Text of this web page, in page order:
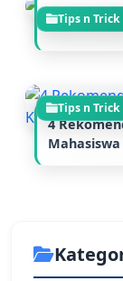
Tips n Trick
Hal yang
Tips n Trick
4